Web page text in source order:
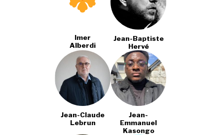
Imer
Alberdi
Jean-Baptiste
Hervé
Jean-Claude
Lebrun
Jean-
Emmanuel
Kasongo